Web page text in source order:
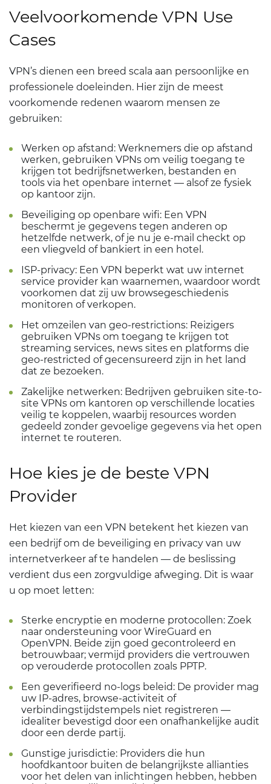
Veelvoorkomende VPN Use
Cases
VPN’s dienen een breed scala aan persoonlijke en
professionele doeleinden. Hier zijn de meest
voorkomende redenen waarom mensen ze
gebruiken:
Werken op afstand: Werknemers die op afstand
werken, gebruiken VPNs om veilig toegang te
krijgen tot bedrijfsnetwerken, bestanden en
tools via het openbare internet — alsof ze fysiek
op kantoor zijn.
Beveiliging op openbare wifi: Een VPN
beschermt je gegevens tegen anderen op
hetzelfde netwerk, of je nu je e-mail checkt op
een vliegveld of bankiert in een hotel.
ISP-privacy: Een VPN beperkt wat uw internet
service provider kan waarnemen, waardoor wordt
voorkomen dat zij uw browsegeschiedenis
monitoren of verkopen.
Het omzeilen van geo-restrictions: Reizigers
gebruiken VPNs om toegang te krijgen tot
streaming services, news sites en platforms die
geo-restricted of gecensureerd zijn in het land
dat ze bezoeken.
Zakelijke netwerken: Bedrijven gebruiken site-to-
site VPNs om kantoren op verschillende locaties
veilig te koppelen, waarbij resources worden
gedeeld zonder gevoelige gegevens via het open
internet te routeren.
Hoe kies je de beste VPN
Provider
Het kiezen van een VPN betekent het kiezen van
een bedrijf om de beveiliging en privacy van uw
internetverkeer af te handelen — de beslissing
verdient dus een zorgvuldige afweging. Dit is waar
u op moet letten:
Sterke encryptie en moderne protocollen: Zoek
naar ondersteuning voor WireGuard en
OpenVPN. Beide zijn goed gecontroleerd en
betrouwbaar; vermijd providers die vertrouwen
op verouderde protocollen zoals PPTP.
Een geverifieerd no-logs beleid: De provider mag
uw IP-adres, browse-activiteit of
verbindingstijdstempels niet registreren —
idealiter bevestigd door een onafhankelijke audit
door een derde partij.
Gunstige jurisdictie: Providers die hun
hoofdkantoor buiten de belangrijkste allianties
voor het delen van inlichtingen hebben, hebben